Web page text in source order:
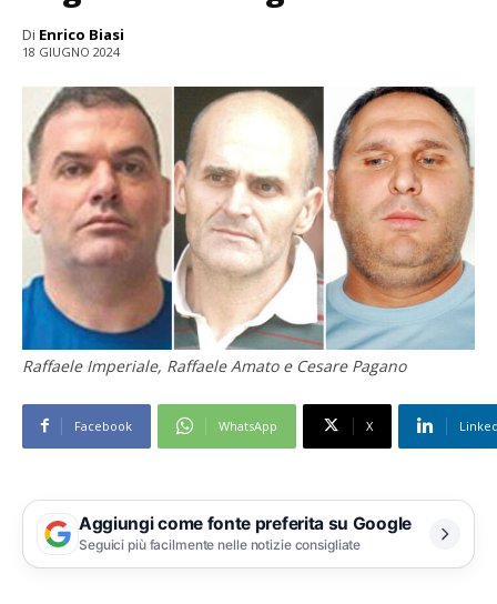
Di Enrico Biasi
18 GIUGNO 2024
Raffaele Imperiale, Raffaele Amato e Cesare Pagano
Facebook WhatsApp X
Aggiungi come fonte preferita su Google
Seguici più facilmente nelle notizie consigliate